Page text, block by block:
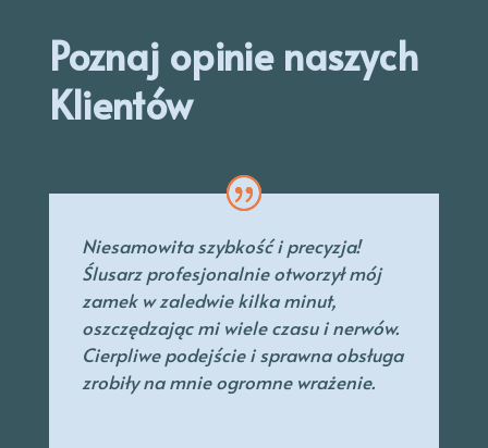
Poznaj opinie naszych
Klientów
Niesamowita szybkość i precyzja!
Ślusarz profesjonalnie otworzył mój
zamek w zaledwie kilka minut,
oszczędzając mi wiele czasu i nerwów.
Cierpliwe podejście i sprawna obsługa
zrobiły na mnie ogromne wrażenie.